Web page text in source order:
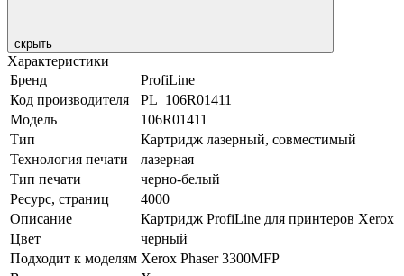
скрыть
Характеристики
Бренд
ProfiLine
Код производителя
PL_106R01411
Модель
106R01411
Тип
Картридж лазерный, совместимый
Технология печати
лазерная
Тип печати
черно-белый
Ресурс, страниц
4000
Описание
Картридж ProfiLine для принтеров Xerox
Цвет
черный
Подходит к моделям Xerox Phaser 3300MFP